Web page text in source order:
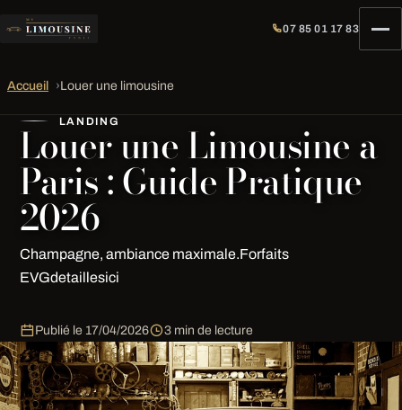
07 85 01 17 83
Accueil ›Louer une limousine
LANDING
Louer une Limousine a
Paris : Guide Pratique
2026
Champagne, ambiance maximale.Forfaits
EVGdetaillesici
Publié le 17/04/2026 3 min de lecture